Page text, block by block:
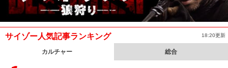
サイゾー人気記事ランキング 18:20更新
カルチャー 総合